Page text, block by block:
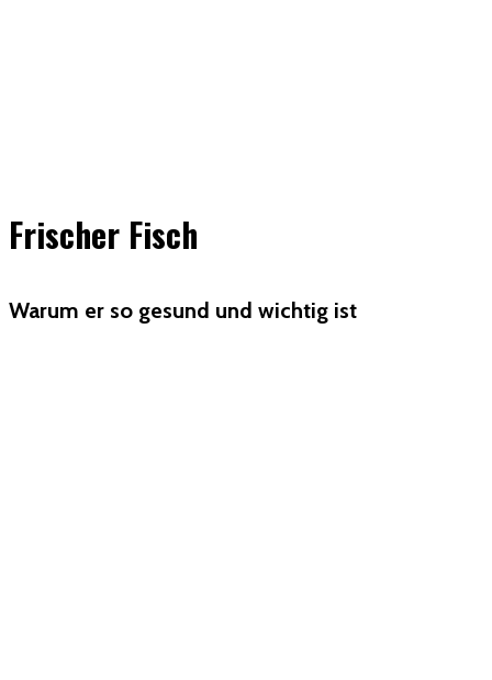
Frischer Fisch
Warum er so gesund und wichtig ist